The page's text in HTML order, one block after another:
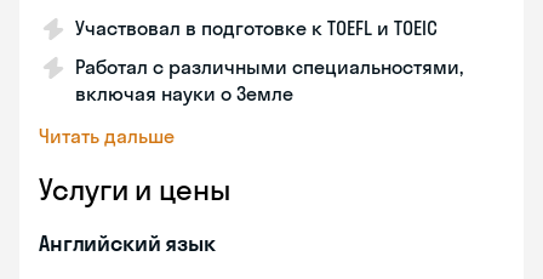
Участвовал в подготовке к TOEFL и TOEIC
Работал с различными специальностями,
включая науки о Земле
Читать дальше
Услуги и цены
Английский язык